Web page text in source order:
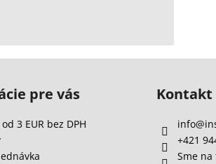
pre vás
3 EUR bez DPH
Kontakt
info@
+421
Sme na